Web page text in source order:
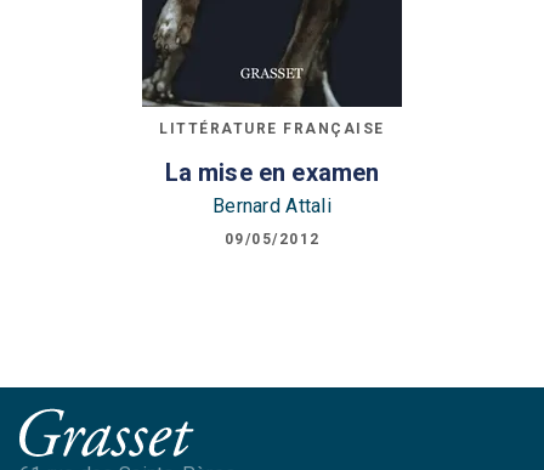
LITTÉRATURE FRANÇAISE
La mise en examen
Bernard Attali
09/05/2012